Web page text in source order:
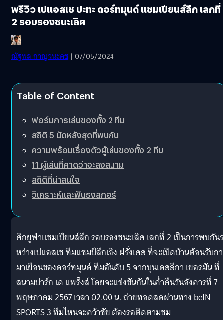
พรีวิว เปแอสเช ปะทะ ดอร์ทมุนด์ แชมเปียนส์ลีก เลกที่
2 รอบรองชนะเลิศ
ณัฐพล​ กาญ​จ​นะ​คช | 07/05/2024
Table of Content
ฟอร์มการเล่นของทั้ง 2 ทีม
สถิติ 5 นัดหลังสุดที่พบกัน
ความพร้อมเรื่องตัวผู้เล่นของทั้ง 2 ทีม
11 ผู้เล่นที่คาดว่าจะลงสนาม
สถิติที่น่าสนใจ
วิเคราะห์และฟันธงสกอร์
ศึกยูฟ่าแชมเปียนส์ลีก รอบรองชนะเลิศ เลกที่ 2 เป็นการพบกัน
หว่างเปแอสเช ทีมแชมป์ลีกเอิง ฝรั่งเศส ที่จะเปิดบ้านต้อนรับก
มาเยือนของดอร์ทมุนด์ ทีมอันดับ 5 จากบุนเดสลีกา เยอรมัน ที่
สนามปาร์ก เด แพร็งส์ โดยจะแข่งขันกันในค่ำคืนวันอังคารที่ 7
พฤษภาคม 2567 เวลา 02.00 น. ถ่ายทอดสดผ่านทาง beIN
SPORTS 3 ทีมไหนจะคว้าชัย ต้องรอติดตามชม